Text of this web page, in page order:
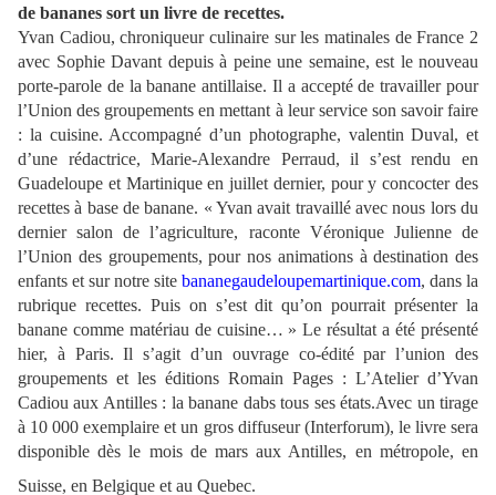
de bananes sort un livre de recettes.
Yvan Cadiou, chroniqueur culinaire sur les matinales de France 2
avec Sophie Davant depuis à peine une semaine, est le nouveau
porte-parole de la banane antillaise. Il a accepté de travailler pour
l’Union des groupements en mettant à leur service son savoir faire
: la cuisine. Accompagné d’un photographe, valentin Duval, et
d’une rédactrice, Marie-Alexandre Perraud, il s’est rendu en
Guadeloupe et Martinique en juillet dernier, pour y concocter des
recettes à base de banane. « Yvan avait travaillé avec nous lors du
dernier salon de l’agriculture, raconte Véronique Julienne de
l’Union des groupements, pour nos animations à destination des
enfants et sur notre site bananegaudeloupemartinique.com, dans la
rubrique recettes. Puis on s’est dit qu’on pourrait présenter la
banane comme matériau de cuisine… » Le résultat a été présenté
hier, à Paris. Il s’agit d’un ouvrage co-édité par l’union des
groupements et les éditions Romain Pages : L’Atelier d’Yvan
Cadiou aux Antilles : la banane dabs tous ses états.Avec un tirage
à 10 000 exemplaire et un gros diffuseur (Interforum), le livre sera
disponible dès le mois de mars aux Antilles, en métropole, en
Suisse, en Belgique et au Quebec.